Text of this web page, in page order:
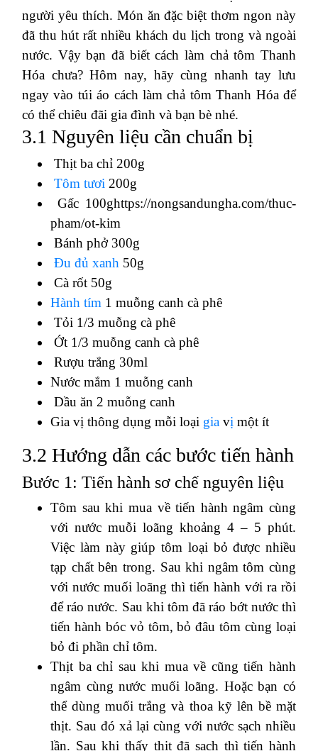
người yêu thích. Món ăn đặc biệt thơm ngon này
đã thu hút rất nhiều khách du lịch trong và ngoài
nước. Vậy bạn đã biết cách làm chả tôm Thanh
Hóa chưa? Hôm nay, hãy cùng nhanh tay lưu
ngay vào túi áo cách làm chả tôm Thanh Hóa để
có thể chiêu đãi gia đình và bạn bè nhé.
3.1 Nguyên liệu cần chuẩn bị
Thịt ba chỉ 200g
Tôm tươi 200g
Gấc 100ghttps://nongsandungha.com/thuc-
pham/ot-kim
Bánh phở 300g
Đu đủ xanh 50g
Cà rốt 50g
Hành tím 1 muỗng canh cà phê
Tỏi 1/3 muỗng cà phê
Ớt 1/3 muỗng canh cà phê
Rượu trắng 30ml
Nước mắm 1 muỗng canh
Dầu ăn 2 muỗng canh
Gia vị thông dụng mỗi loại gia vị một ít
3.2 Hướng dẫn các bước tiến hành
Bước 1: Tiến hành sơ chế nguyên liệu
Tôm sau khi mua về tiến hành ngâm cùng
với nước muỗi loãng khoảng 4 – 5 phút.
Việc làm này giúp tôm loại bỏ được nhiều
tạp chất bên trong. Sau khi ngâm tôm cùng
với nước muối loãng thì tiến hành với ra rồi
để ráo nước. Sau khi tôm đã ráo bớt nước thì
tiến hành bóc vỏ tôm, bỏ đâu tôm cùng loại
bỏ đi phần chỉ tôm.
Thịt ba chỉ sau khi mua về cũng tiến hành
ngâm cùng nước muối loãng. Hoặc bạn có
thể dùng muối trắng và thoa kỹ lên bề mặt
thịt. Sau đó xả lại cùng với nước sạch nhiều
lần. Sau khi thấy thịt đã sạch thì tiến hành